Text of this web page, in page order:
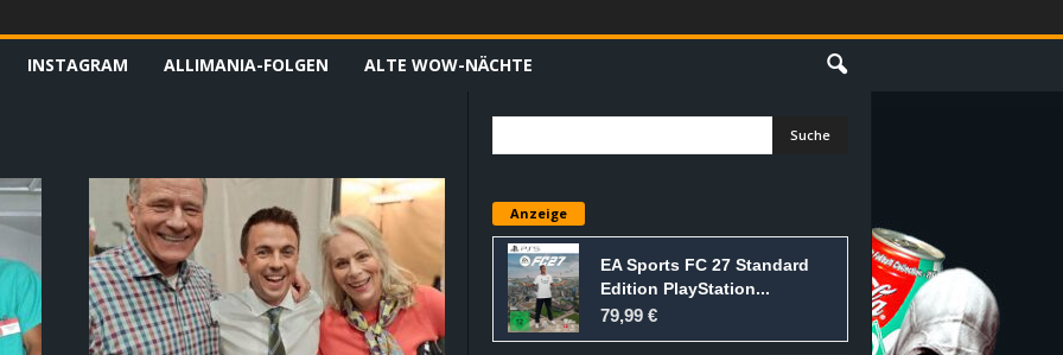
INSTAGRAM ALLIMANIA-FOLGEN ALTE WOW-NÄCHTE
Anzeige
EA Sports FC 27 Standard
Edition PlayStation...
79,99 €